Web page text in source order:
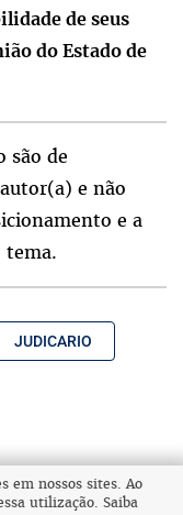
de seus
do Estado de
são de
e não
e a
tema.
JUDICARIO
em nossos sites. Ao
utilização. Saiba